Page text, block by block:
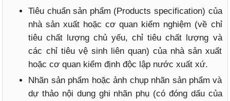
Tiêu chuẩn sản phẩm (Products specification) của
nhà sản xuất hoặc cơ quan kiểm nghiệm (về chỉ
tiêu chất lượng chủ yếu, chỉ tiêu chất lượng và
các chỉ tiêu vệ sinh liên quan) của nhà sản xuất
hoặc cơ quan kiểm định độc lập nước xuất xứ.
Nhãn sản phẩm hoặc ảnh chụp nhãn sản phẩm và
dự thảo nội dung ghi nhãn phụ (có đóng dấu của